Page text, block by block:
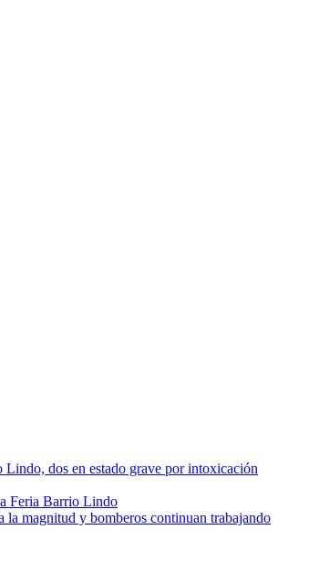
dos en estado grave por intoxicación
Feria Barrio Lindo
magnitud y bomberos continuan trabajando